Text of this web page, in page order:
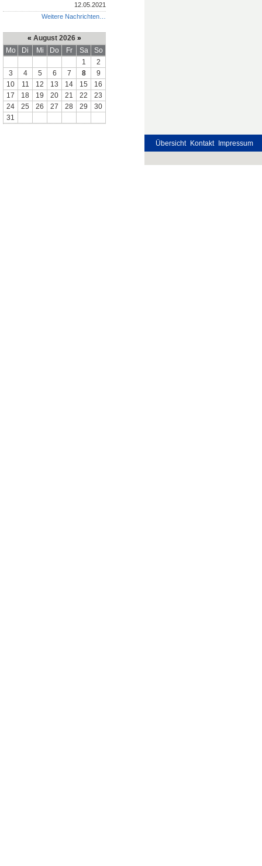
12.05.2021
Weitere Nachrichten…
« August 2026 »
Mo
Di Mi Do Fr Sa
So
1
2
3
4 5 6 7 8
9
10
11 12 13 14 15
16
17
18 19 20 21 22
23
24
25 26 27 28 29
30
31
Übersicht Kontakt Impressum